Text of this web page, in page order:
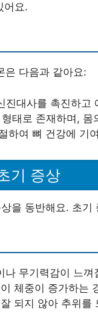
어요.
은 다음과 같아요:
진대사를 촉진하고
태로 존재하며, 몸
하여 뼈 건강에 기
기 증상
을 동반해요. 초
나 무기력감이 느껴
체중이 증가하는
되지 않아 추위를